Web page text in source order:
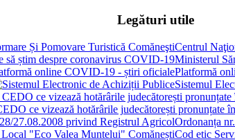
Legături utile
Centrul
Ministerul
Platformă
Sistemul
ce vizează hotărârile judecătorești pronunțate
Ordonanța
Cod etic